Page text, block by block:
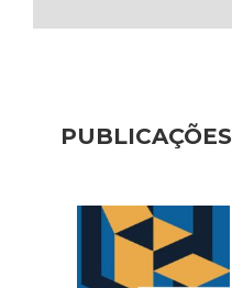
PUBLICAÇÕES